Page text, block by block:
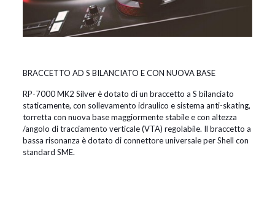
BRACCETTO AD S BILANCIATO E CON NUOVA BASE
RP-7000 MK2 Silver è dotato di un braccetto a S bilanciato
staticamente, con sollevamento idraulico e sistema anti-skating,
torretta con nuova base maggiormente stabile e con altezza
/angolo di tracciamento verticale (VTA) regolabile. Il braccetto a
bassa risonanza è dotato di connettore universale per Shell con
standard SME.